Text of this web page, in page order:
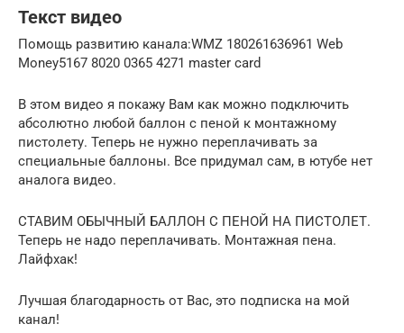
Текст видео
Помощь развитию канала:WMZ 180261636961 Web
Money5167 8020 0365 4271 master card
В этом видео я покажу Вам как можно подключить
абсолютно любой баллон с пеной к монтажному
пистолету. Теперь не нужно переплачивать за
специальные баллоны. Все придумал сам, в ютубе нет
аналога видео.
СТАВИМ ОБЫЧНЫЙ БАЛЛОН С ПЕНОЙ НА ПИСТОЛЕТ.
Теперь не надо переплачивать. Монтажная пена.
Лайфхак!
Лучшая благодарность от Вас, это подписка на мой
канал!